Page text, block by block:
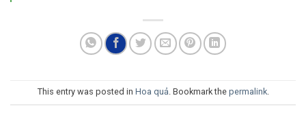
This entry was posted in Hoa quả. Bookmark the permalink.